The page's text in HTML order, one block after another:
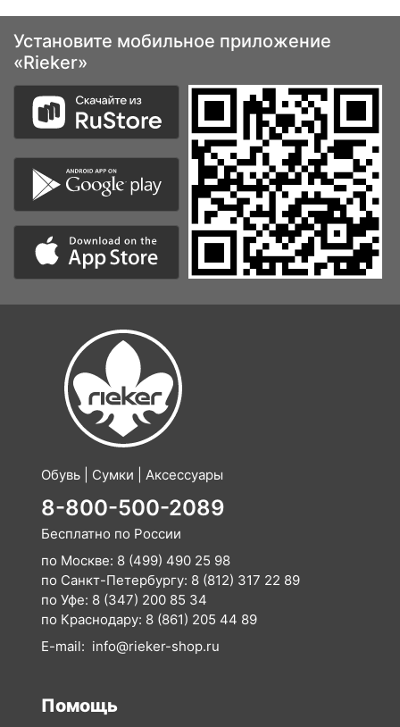
Установите мобильное приложение
«Rieker»
Обувь | Сумки | Аксессуары
8-800-500-2089
Бесплатно по России
по Москве: 8 (499) 490 25 98
по Санкт-Петербургу: 8 (812) 317 22 89
по Уфе: 8 (347) 200 85 34
по Краснодару: 8 (861) 205 44 89
E-mail: info@rieker-shop.ru
Помощь